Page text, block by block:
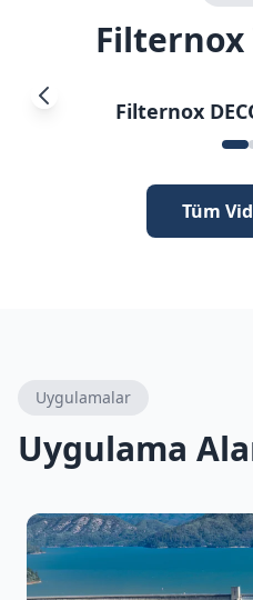
Filternox
Filternox
Tüm
Uygulamalar
Uygulama